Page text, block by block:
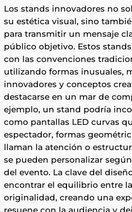
Los stands innovadores no
su estética visual, sino
para transmitir un mensaje
público objetivo. Estos
con las convenciones
utilizando formas inusuales,
innovadores y conceptos
destacarse en un mar de
ejemplo, un stand podría
como pantallas LED curvas
espectador, formas
llaman la atención o
se pueden personalizar
del evento. La clave del
encontrar el equilibrio entre
originalidad, creando una